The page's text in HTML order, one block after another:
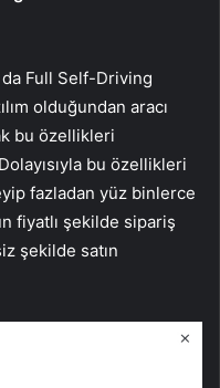
Full Self-Driving
olduğundan aracı
bu özellikleri
bu özellikleri
fazladan yüz binlerce
fiyatlı şekilde sipariş
şekilde satın